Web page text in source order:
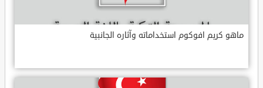
ماهو كريم افوكوم استخداماته وآثاره الجانبية